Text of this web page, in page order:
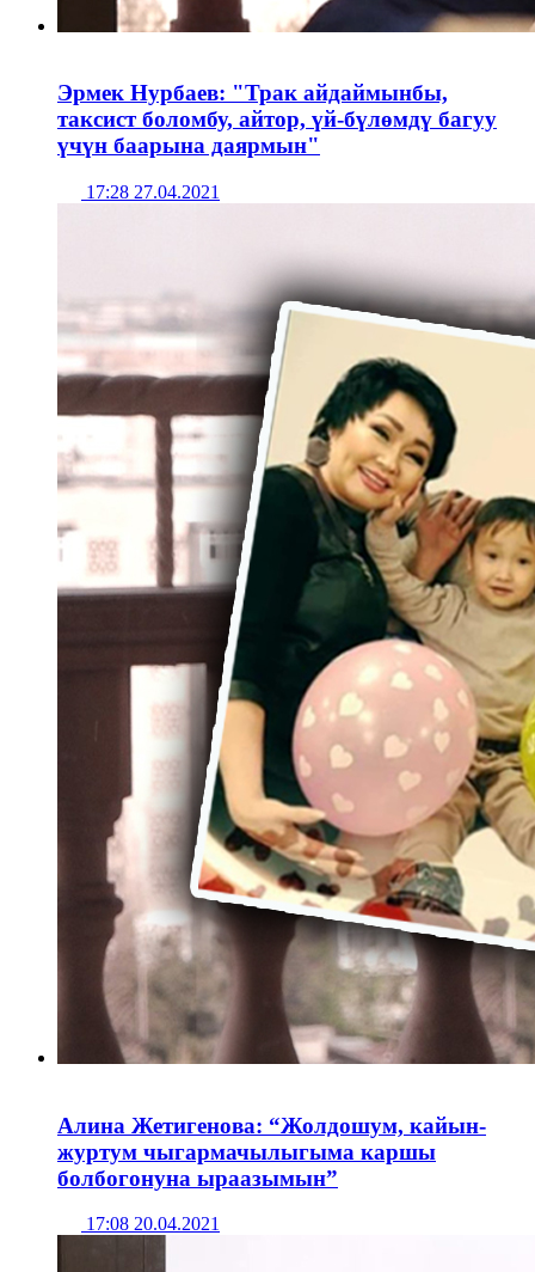
Эрмек Нурбаев: "Трак айдаймынбы,
таксист боломбу, айтор, үй-бүлөмдү багуу
үчүн баарына даярмын"
17:28 27.04.2021
Алина Жетигенова: “Жолдошум, кайын-
журтум чыгармачылыгыма каршы
болбогонуна ыраазымын”
17:08 20.04.2021